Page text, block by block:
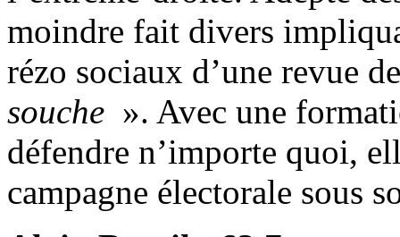
moindre fait divers
rézo sociaux d’une revue
souche ». Avec une
défendre n’importe quoi,
campagne électorale sous